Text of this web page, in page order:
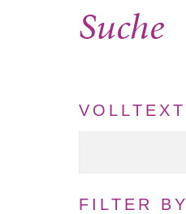
Suche
VOLLTEXT
FILTER BY